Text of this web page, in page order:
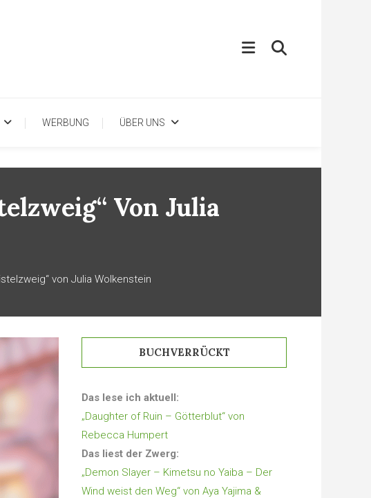
WERBUNG ÜBER UNS
Von Julia
von Julia Wolkenstein
BUCHVERRÜCKT
Das lese ich aktuell:
„Daughter of Ruin – Götterblut“ von
Rebecca Humpert
Das liest der Zwerg:
„Demon Slayer – Kimetsu no Yaiba – Der
Wind weist den Weg“ von Aya Yajima &